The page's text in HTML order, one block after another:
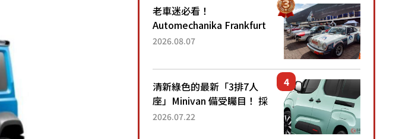
老車迷必看！
Automechanika Frankfurt
2026擴大經典車專區 1954
2026.08.07
清新綠色的最新「3排7人
座」Minivan 備受矚目！ 採
用全長4.7公尺剛剛好的車
2026.07.22